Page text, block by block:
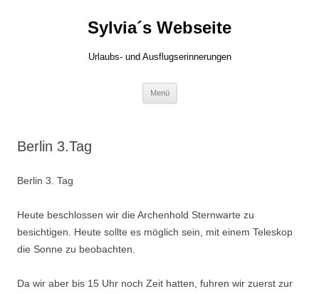
Sylvia´s Webseite
Urlaubs- und Ausflugserinnerungen
Menü
Berlin 3.Tag
Berlin 3. Tag
Heute beschlossen wir die Archenhold Sternwarte zu
besichtigen. Heute sollte es möglich sein, mit einem Teleskop
die Sonne zu beobachten.
Da wir aber bis 15 Uhr noch Zeit hatten, fuhren wir zuerst zur